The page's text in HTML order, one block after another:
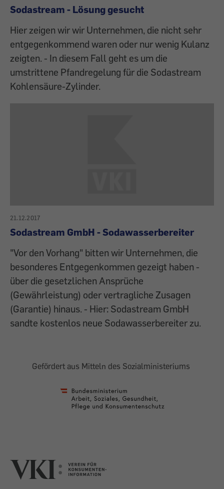
Sodastream - Lösung gesucht
Hier zeigen wir wir Unternehmen, die nicht sehr
entgegenkommend waren oder nur wenig Kulanz
zeigten. - In diesem Fall geht es um die
umstrittene Pfandregelung für die Sodastream
Kohlensäure-Zylinder.
21.12.2017
Sodastream GmbH - Sodawasserbereiter
"Vor den Vorhang" bitten wir Unternehmen, die
besonderes Entgegenkommen gezeigt haben -
über die gesetzlichen Ansprüche
(Gewährleistung) oder vertragliche Zusagen
(Garantie) hinaus. - Hier: Sodastream GmbH
sandte kostenlos neue Sodawasserbereiter zu.
Gefördert aus Mitteln des Sozialministeriums